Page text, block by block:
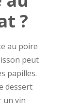
?
au poire
peut
papilles.
dessert
un vin